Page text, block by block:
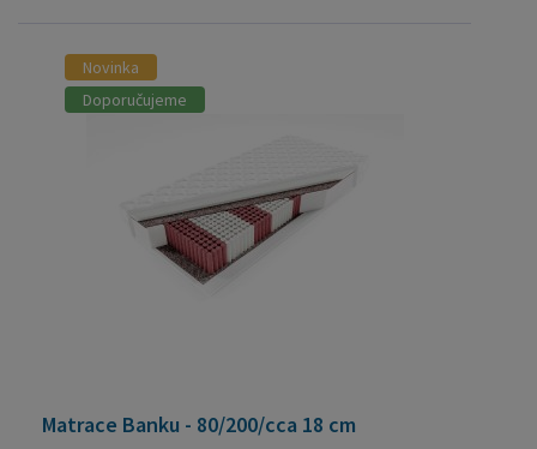
Novinka
Doporučujeme
Matrace Banku - 80/200/cca 18 cm